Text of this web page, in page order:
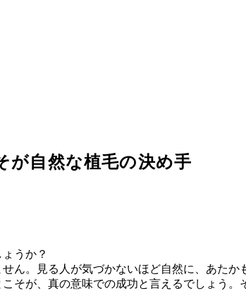
が自然な植毛の決め手
ょうか？
ん。見る人が気づかないほど自然に、あたか
そが、真の意味での成功と言えるでしょう。